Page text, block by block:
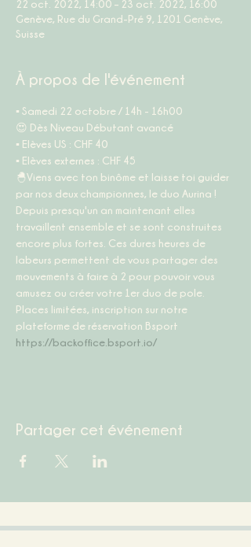
22 oct. 2022, 14:00 – 23 oct. 2022, 16:00
Genève, Rue du Grand-Pré 9, 1201 Genève,
Suisse
À propos de l'événement
▪ Samedi 22 octobre / 14h - 16h00
😍 Dès Niveau Débutant avancé
▪ Elèves US : CHF 40
▪ Elèves externes : CHF 45
🐣Viens avec ton binôme et laisse toi guider
par nos deux championnes, le duo Aurina !
Depuis presqu'un an maintenant elles
travaillent ensemble et se sont construites
encore plus fortes. Ces dures heures de
labeurs permettent de vous partager des
mouvements à faire à 2 pour pouvoir vous
amusez ou créer votre 1er duo de pole.
Places limitées, inscription sur notre
plateforme de réservation Bsport
https://backoffice.bsport.io/
Partager cet événement